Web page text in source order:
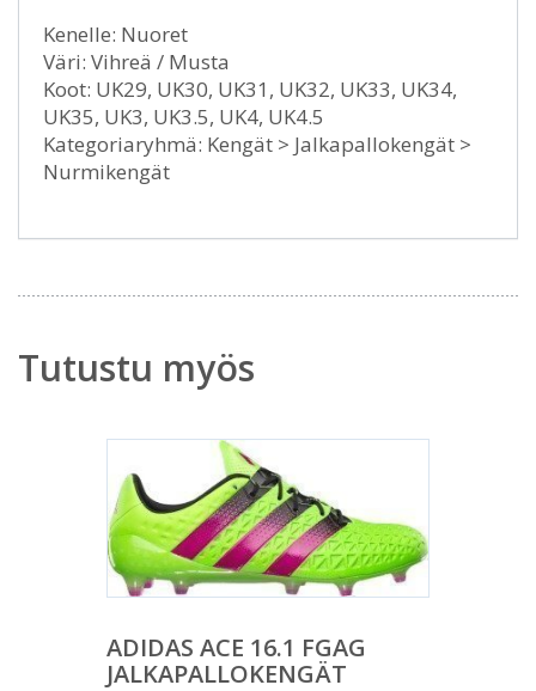
Kenelle: Nuoret
Väri: Vihreä / Musta
Koot: UK29, UK30, UK31, UK32, UK33, UK34,
UK35, UK3, UK3.5, UK4, UK4.5
Kategoriaryhmä: Kengät > Jalkapallokengät >
Nurmikengät
Tutustu myös
ADIDAS ACE 16.1 FGAG
JALKAPALLOKENGÄT